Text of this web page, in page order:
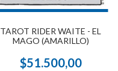
TAROT RIDER WAITE - EL
MAGO (AMARILLO)
$51.500,00